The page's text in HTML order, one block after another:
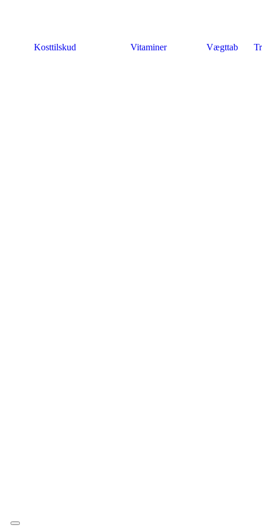
Kosttilskud Vitaminer Vægttab
Hamburger Toggle Menu